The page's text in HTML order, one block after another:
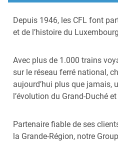
Depuis 1946, les CFL font
et de l’histoire du
Avec plus de 1.000 trains
sur le réseau ferré national,
aujourd’hui plus que jamais,
l’évolution du Grand-Duché
Partenaire fiable de ses
la Grande-Région, notre